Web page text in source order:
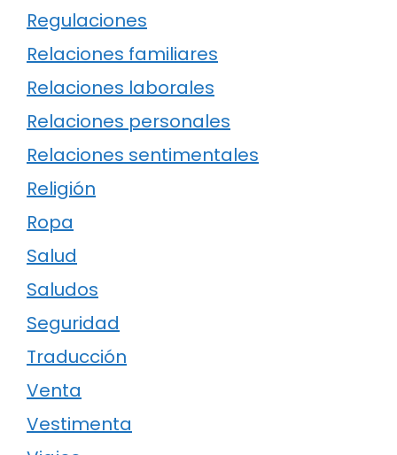
Regulaciones
Relaciones familiares
Relaciones laborales
Relaciones personales
Relaciones sentimentales
Religión
Ropa
Salud
Saludos
Seguridad
Traducción
Venta
Vestimenta